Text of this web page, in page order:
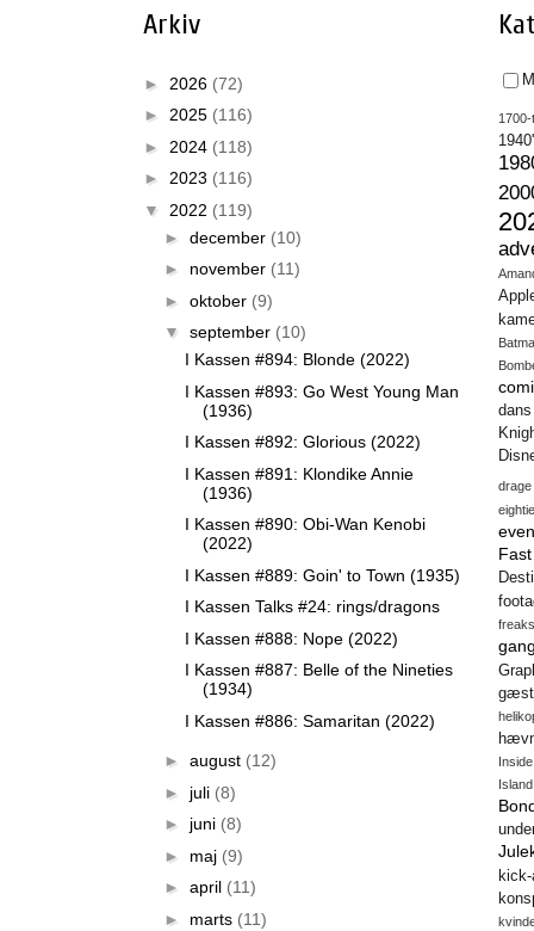
Arkiv
► 2026 (72)
► 2025 (116)
► 2024 (118)
► 2023 (116)
▼ 2022 (119)
► december (10)
► november (11)
► oktober (9)
▼ september (10)
I Kassen #894: Blonde (2022)
I Kassen #893: Go West Young Man
(1936)
I Kassen #892: Glorious (2022)
I Kassen #891: Klondike Annie
(1936)
I Kassen #890: Obi-Wan Kenobi
(2022)
I Kassen #889: Goin' to Town (1935)
I Kassen Talks #24: rings/dragons
I Kassen #888: Nope (2022)
I Kassen #887: Belle of the Nineties
(1934)
I Kassen #886: Samaritan (2022)
► august (12)
► juli (8)
► juni (8)
► maj (9)
► april (11)
► marts (11)
1700-
dans
drage
freaks
Island